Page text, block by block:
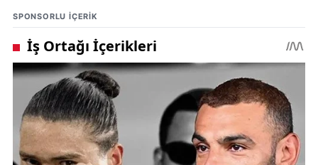
heyecanını yaşatacaklar.
Yarışın ikinci gününde Kemer merkezden başlayacak
organizasyonda sırasıyla Kuzdere Kesme Boğazı
Kanyonu, Gedelme, Ovacık, Gölcük Yaylaları
geçilerek yörüklere konuk olunacak. Sporcular ikinci
gün, Toros Dağları manzaraları eşliğinde 60
kilometre yol kat edecek.
SPONSORLU IÇERIK